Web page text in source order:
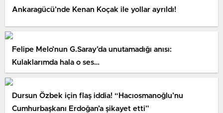
Ankaragücü’nde Kenan Koçak ile yollar ayrıldı!
Felipe Melo’nun G.Saray’da unutamadığı anısı:
Kulaklarımda hala o ses…
Dursun Özbek için flaş iddia! “Hacıosmanoğlu’nu
Cumhurbaşkanı Erdoğan’a şikayet etti”